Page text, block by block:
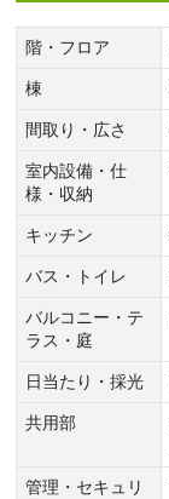
階・フロア
棟
間取り・広さ
室内設備・仕
様・収納
キッチン
バス・トイレ
バルコニー・テ
ラス・庭
日当たり・採光
共用部
管理・セキュリ